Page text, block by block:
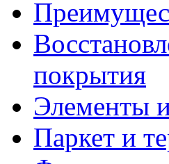
покрытия
Элементы
Паркет и